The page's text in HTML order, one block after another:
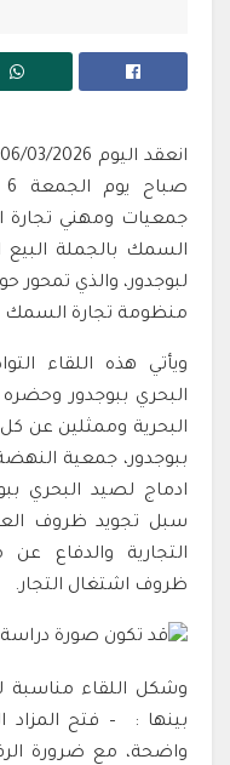
جمعيات ومهني تجارة
السمك بالجملة البيع
لبوجدور، والذي تمحور
منظومة تجارة السمك
ويأتي هذه اللقاء
البحري ببوجدور
البحرية وممثلين عن
ببوجدور، جمعية
ادماج لصيد البحري
سبل تجويد ظروف
التجارية والدفاع
ظروف اشتغال التجار.
وشكل اللقاء
بينها : – فتح المزاد
واضحة، مع ضرورة